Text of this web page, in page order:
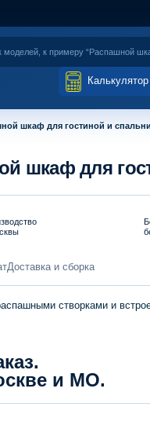
Калькулятор
шкаф для гостиной и
шкаф для
Доставка и сборка
створками и
и МО.